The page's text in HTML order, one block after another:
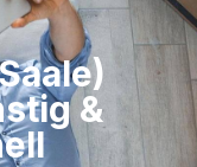
&